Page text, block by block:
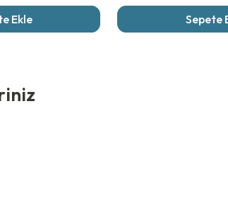
Ekle Sepete